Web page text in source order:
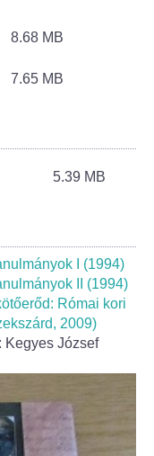
8.68 MB
7.65 MB
5.39 MB
I (1994)
II (1994)
Római kori
2009)
Kegyes József